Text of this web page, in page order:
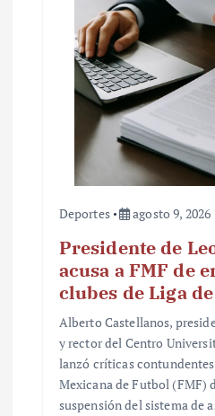
Deportes agosto 9, 2026
Presidente de
acusa a FMF de
clubes de Liga
Alberto Castellanos,
y rector del Centro
lanzó críticas
Mexicana de Futbol (FMF)
suspensión del sistema de